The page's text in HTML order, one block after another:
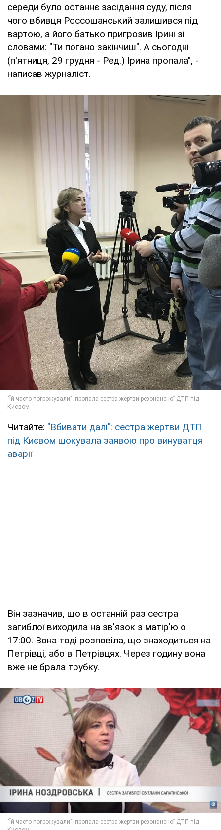
середи було останнє засідання суду, після
чого вбивця Россошанський залишився під
вартою, а його батько пригрозив Ірині зі
словами: "Ти погано закінчиш". А сьогодні
(п'ятниця, 29 грудня - Ред.) Ірина пропала", -
написав журналіст.
Читайте: "Вбивати далі": сестра жертви ДТП
під Києвом шокувала заявою про винуватця
аварії
Він зазначив, що в останній раз сестра
загиблої виходила на зв'язок з матір'ю о
17:00. Вона тоді розповіла, що знаходиться на
Петрівці, або в Петрівцях. Через годину вона
вже не брала трубку.